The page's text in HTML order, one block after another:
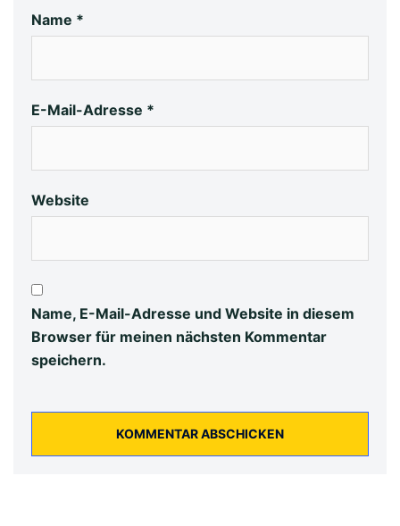
Name *
E-Mail-Adresse *
Website
Name, E-Mail-Adresse und Website in diesem
Browser für meinen nächsten Kommentar
speichern.